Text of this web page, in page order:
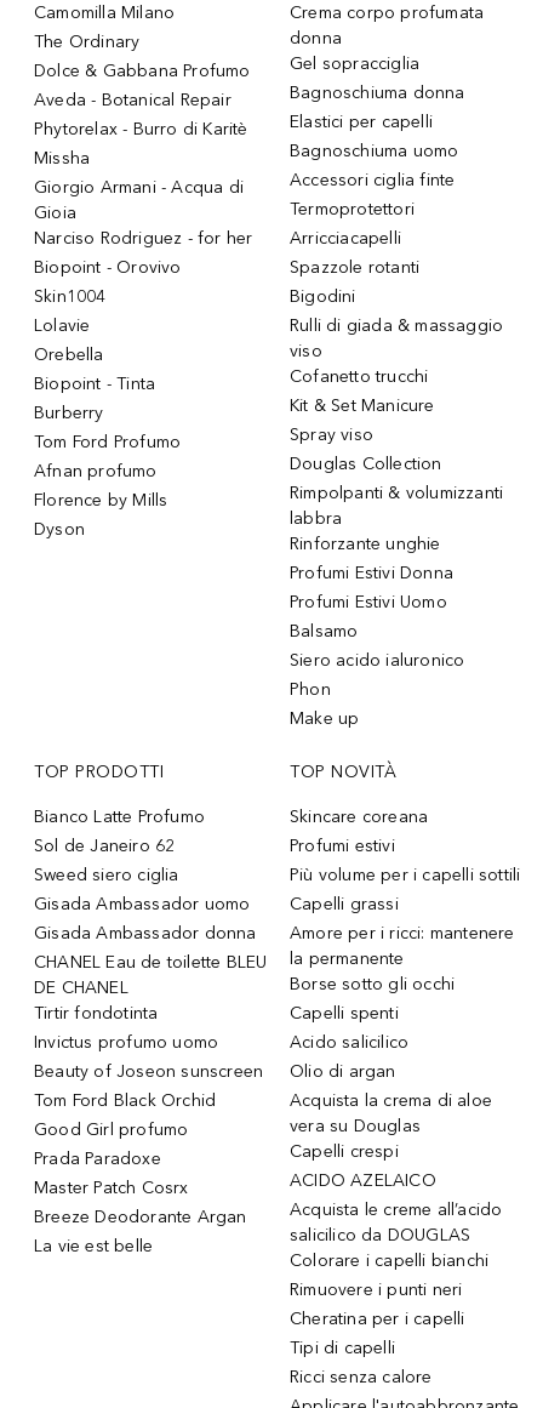
Camomilla Milano
The Ordinary
Dolce & Gabbana Profumo
Aveda - Botanical Repair
Phytorelax - Burro di Karitè
Missha
Giorgio Armani - Acqua di
Gioia
Narciso Rodriguez - for her
Biopoint - Orovivo
Skin1004
Lolavie
Orebella
Biopoint - Tinta
Burberry
Tom Ford Profumo
Afnan profumo
Florence by Mills
Dyson
Crema corpo profumata
donna
Gel sopracciglia
Bagnoschiuma donna
Elastici per capelli
Bagnoschiuma uomo
Accessori ciglia finte
Termoprotettori
Arricciacapelli
Spazzole rotanti
Bigodini
Rulli di giada & massaggio
viso
Cofanetto trucchi
Kit & Set Manicure
Spray viso
Douglas Collection
Rimpolpanti & volumizzanti
labbra
Rinforzante unghie
Profumi Estivi Donna
Profumi Estivi Uomo
Balsamo
Siero acido ialuronico
Phon
Make up
TOP PRODOTTI
Bianco Latte Profumo
Sol de Janeiro 62
Sweed siero ciglia
Gisada Ambassador uomo
Gisada Ambassador donna
CHANEL Eau de toilette BLEU
DE CHANEL
Tirtir fondotinta
Invictus profumo uomo
Beauty of Joseon sunscreen
Tom Ford Black Orchid
Good Girl profumo
Prada Paradoxe
Master Patch Cosrx
Breeze Deodorante Argan
La vie est belle
TOP NOVITÀ
Skincare coreana
Profumi estivi
Più volume per i capelli sottili
Capelli grassi
Amore per i ricci: mantenere
la permanente
Borse sotto gli occhi
Capelli spenti
Acido salicilico
Olio di argan
Acquista la crema di aloe
vera su Douglas
Capelli crespi
ACIDO AZELAICO
Acquista le creme all’acido
salicilico da DOUGLAS
Colorare i capelli bianchi
Rimuovere i punti neri
Cheratina per i capelli
Tipi di capelli
Ricci senza calore